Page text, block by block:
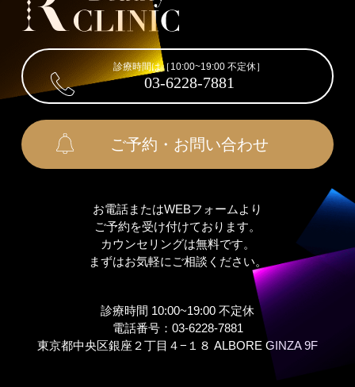
診療時間は［10:00~19:00 不定休］
03-6228-7881
ご予約・お問い合わせ
お電話またはWEBフォームより
ご予約を受け付けております。
カウンセリングは無料です。
まずはお気軽にご相談ください。
診療時間 10:00~19:00 不定休
電話番号：03-6228-7881
東京都中央区銀座２丁⽬４−１８ ALBORE GINZA 9F